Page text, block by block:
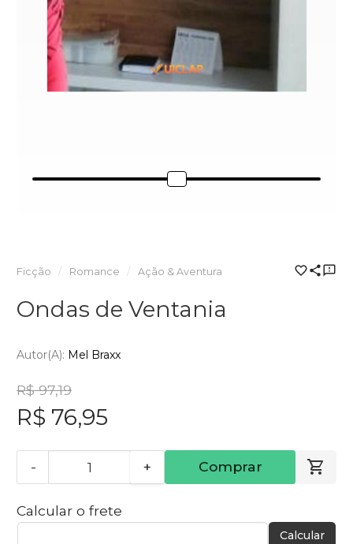
Ficção Romance Ação & Aventura
Ondas de Ventania
Autor(a): Mel Braxx
R$ 97,19
R$ 76,95
- + Comprar
Calcular o frete
Calcular